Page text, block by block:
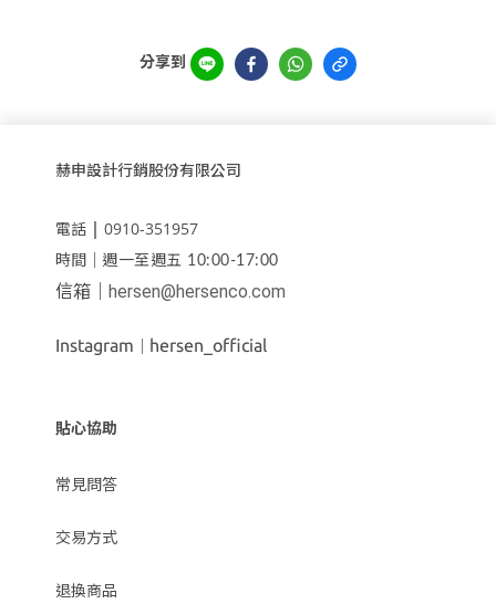
分享到
赫申設計行銷股份有限公司
電話 ｜ 0910-351957
時間｜ 週一至週五 10:00-17:00
信箱｜ hersen@hersenco.com
Instagram hersen_official
貼心協助
常見問答
交易方式
退換商品